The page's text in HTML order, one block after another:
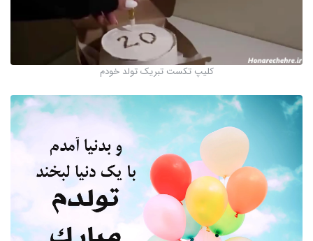
کلیپ تکست تبریک تولد خودم